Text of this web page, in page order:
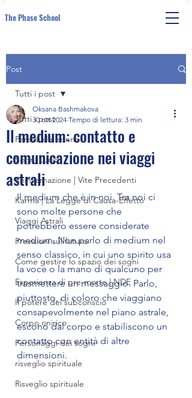
The Phase School
Post
Tutti i post
Paralisi del sonno
Sogni Lucidi
Reincarnazione | Vite Precedenti
Karma | La Legge di Causa-Effetto
Viaggi Astrali
Previsioni sul futuro
Come gestire lo spazio dei sogni
Esperienza di pre-morte | NDE
Il potere del subconscio
Corpo onirico
Personaggi dei sogni
risveglio spirituale
Risveglio spirituale
Tutti i post
Il medium: contatto e
comunicazione nei viaggi
astrali
Oksana Bashmakova
30 ott 2024 Tempo di lettura: 3 min
Il medium che è in noi. Tra noi ci
sono molte persone che
potrebbero essere considerate
medium. Non parlo di medium nel
senso classico, in cui uno spirito usa
la voce o la mano di qualcuno per
trasmettere un messaggio. Parlo,
piuttosto, di coloro che viaggiano
consapevolmente nel piano astrale,
escono dal corpo e stabiliscono un
contatto con entità di altre
dimensioni.